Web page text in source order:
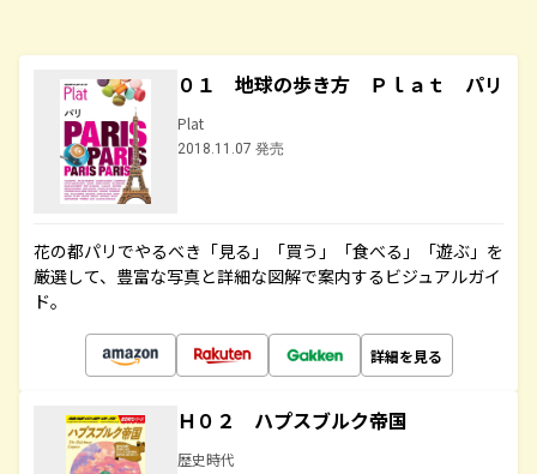
０１ 地球の歩き方 Ｐｌａｔ パリ
Plat
2018.11.07 発売
花の都パリでやるべき「見る」「買う」「食べる」「遊ぶ」を
厳選して、豊富な写真と詳細な図解で案内するビジュアルガイ
ド。
詳細を見る
Ｈ０２ ハプスブルク帝国
歴史時代